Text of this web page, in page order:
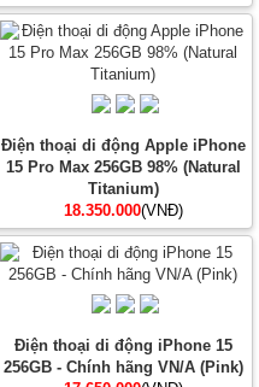
Điện thoại di động Apple iPhone
15 Pro Max 256GB 98% (Natural
Titanium)
18.350.000(VNĐ)
Điện thoại di động iPhone 15
256GB - Chính hãng VN/A (Pink)